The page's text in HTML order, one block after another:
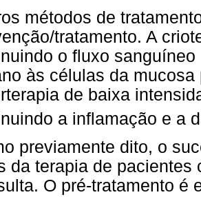
métodos de
tratamento. A
o fluxo
às células da
de baixa
a inflamação e a
previamente dito, o
da terapia de
O pré-tratamento é